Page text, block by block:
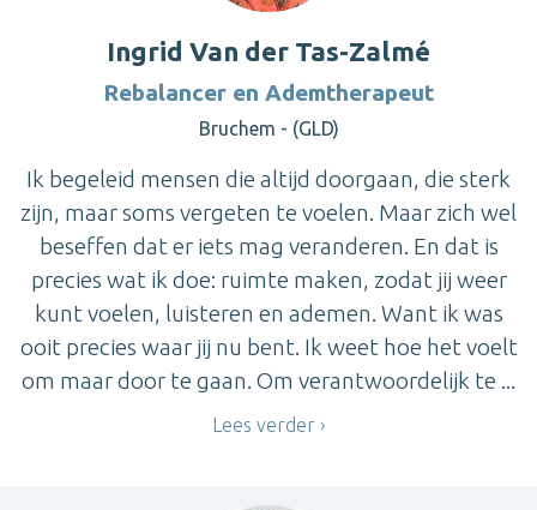
Ingrid Van der Tas-Zalmé
Rebalancer en Ademtherapeut
Bruchem - (GLD)
Ik begeleid mensen die altijd doorgaan, die sterk
zijn, maar soms vergeten te voelen. Maar zich wel
beseffen dat er iets mag veranderen. En dat is
precies wat ik doe: ruimte maken, zodat jij weer
kunt voelen, luisteren en ademen. Want ik was
ooit precies waar jij nu bent. Ik weet hoe het voelt
om maar door te gaan. Om verantwoordelijk te ...
Lees verder